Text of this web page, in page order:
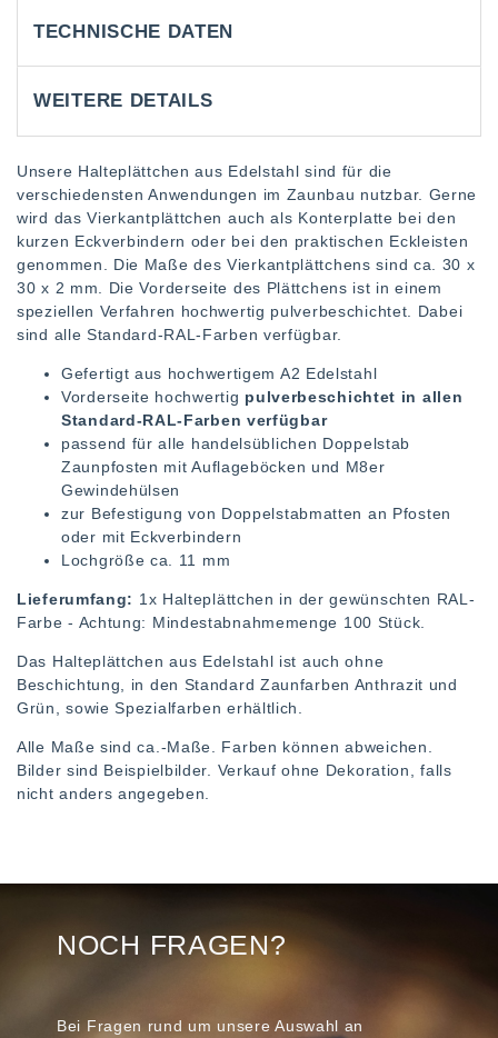
TECHNISCHE DATEN
WEITERE DETAILS
Unsere Halteplättchen aus Edelstahl sind für die
verschiedensten Anwendungen im Zaunbau nutzbar. Gerne
wird das Vierkantplättchen auch als Konterplatte bei den
kurzen Eckverbindern oder bei den praktischen Eckleisten
genommen. Die Maße des Vierkantplättchens sind ca. 30 x
30 x 2 mm. Die Vorderseite des Plättchens ist in einem
speziellen Verfahren hochwertig pulverbeschichtet. Dabei
sind alle Standard-RAL-Farben verfügbar.
Gefertigt aus hochwertigem A2 Edelstahl
Vorderseite hochwertig pulverbeschichtet in allen
Standard-RAL-Farben verfügbar
passend für alle handelsüblichen Doppelstab
Zaunpfosten mit Auflageböcken und M8er
Gewindehülsen
zur Befestigung von Doppelstabmatten an Pfosten
oder mit Eckverbindern
Lochgröße ca. 11 mm
Lieferumfang: 1x Halteplättchen in der gewünschten RAL-
Farbe - Achtung: Mindestabnahmemenge 100 Stück.
Das Halteplättchen aus Edelstahl ist auch ohne
Beschichtung, in den Standard Zaunfarben Anthrazit und
Grün, sowie Spezialfarben erhältlich.
Alle Maße sind ca.-Maße. Farben können abweichen.
Bilder sind Beispielbilder. Verkauf ohne Dekoration, falls
nicht anders angegeben.
NOCH FRAGEN?
Bei Fragen rund um unsere Auswahl an